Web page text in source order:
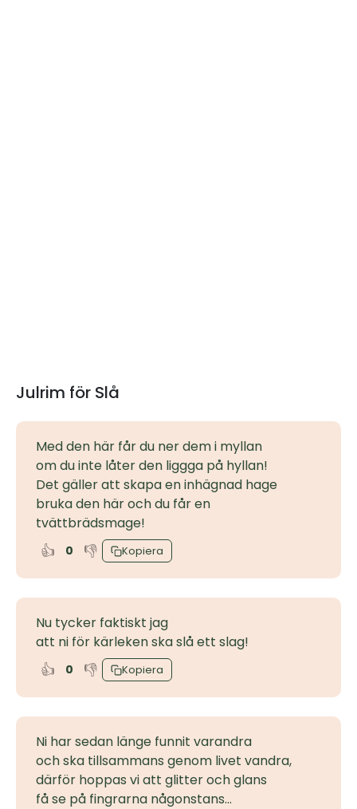
Julrim för Slå
Med den här får du ner dem i myllan
om du inte låter den liggga på hyllan!
Det gäller att skapa en inhägnad hage
bruka den här och du får en
tvättbrädsmage!
👍 0 👎 Kopiera
Nu tycker faktiskt jag
att ni för kärleken ska slå ett slag!
👍 0 👎 Kopiera
Ni har sedan länge funnit varandra
och ska tillsammans genom livet vandra,
därför hoppas vi att glitter och glans
få se på fingrarna någonstans...